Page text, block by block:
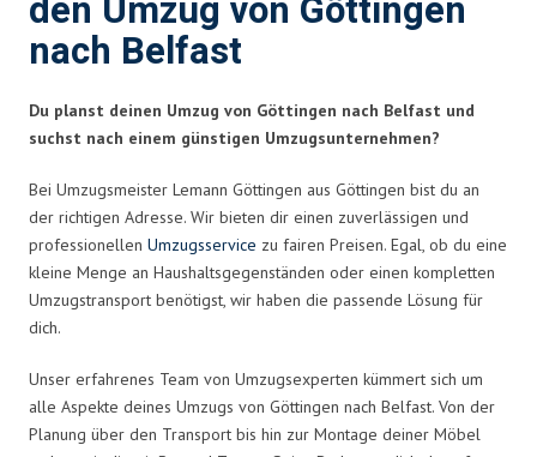
den Umzug von Göttingen
nach Belfast
Du planst deinen Umzug von Göttingen nach Belfast und
suchst nach einem günstigen Umzugsunternehmen?
Bei Umzugsmeister Lemann Göttingen aus Göttingen bist du an
der richtigen Adresse. Wir bieten dir einen zuverlässigen und
professionellen Umzugsservice zu fairen Preisen. Egal, ob du eine
kleine Menge an Haushaltsgegenständen oder einen kompletten
Umzugstransport benötigst, wir haben die passende Lösung für
dich.
Unser erfahrenes Team von Umzugsexperten kümmert sich um
alle Aspekte deines Umzugs von Göttingen nach Belfast. Von der
Planung über den Transport bis hin zur Montage deiner Möbel